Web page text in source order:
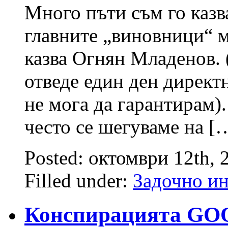
Много пъти съм го
главните „виновници“
казва Огнян Младенов.
отведе един ден
не мога да
често се шегуваме на
Posted: октомври 12th,
Filled under: Задочно
Конспирацията